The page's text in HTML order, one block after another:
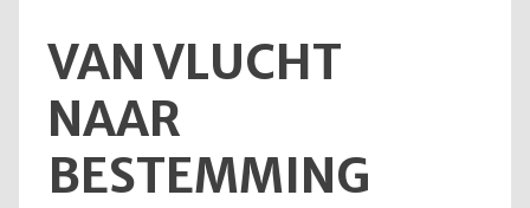
VAN VLUCHT
NAAR
BESTEMMING